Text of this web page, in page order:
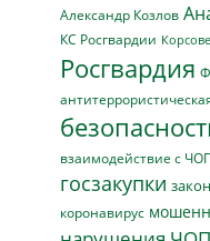
Александр Козлов
КС Росгвардии
Росгвардия
взаимодействие с
госзакупки закон
коронавирус